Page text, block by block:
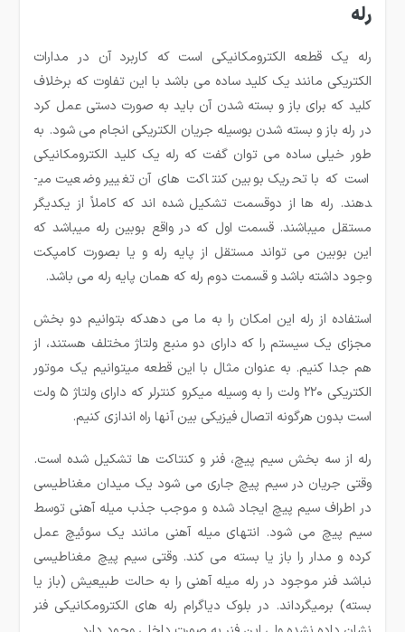
رله
رله یک قطعه الکترومکانیکی است که کاربرد آن در مدارات
الکتریکی مانند یک کلید ساده می باشد با این تفاوت که برخلاف
کلید که برای باز و بسته شدن آن باید به صورت دستی عمل کرد
در رله باز و بسته شدن بوسیله جریان الکتریکی انجام می شود. به
طور خیلی ساده می ­توان گفت که رله یک کلید الکترومکانیکی
است که با تحریک بوبین کنتاکت های آن تغییر وضعیت می­
دهند. رله ها از دوقسمت تشکیل شده ­اند که کاملاً از یکدیگر
مستقل می­باشند. قسمت اول که در واقع بوبین رله می­باشد که
این بوبین می تواند مستقل از پایه رله و یا بصورت کامپکت
وجود داشته باشد و قسمت دوم رله که همان پایه رله می ­باشد.
استفاده از رله این امکان را به ما می دهدکه بتوانیم دو بخش
مجزای یک سیستم را که دارای دو منبع ولتاژ مختلف هستند، از
هم جدا کنیم. به عنوان مثال با این قطعه میتوانیم یک موتور
الکتریکی ۲۲۰ ولت را به وسیله میکرو کنترلر که دارای ولتاژ ۵ ولت
است بدون هرگونه اتصال فیزیکی بین آنها راه اندازی کنیم.
رله از سه بخش سیم پیچ، فنر و کنتاکت ها تشکیل شده است.
وقتی جریان در سیم پیچ جاری می شود یک میدان مغناطیسی
در اطراف سیم پیچ ایجاد شده و موجب جذب میله آهنی توسط
سیم پیچ می شود. انتهای میله آهنی مانند یک سوئیچ عمل
کرده و مدار را باز یا بسته می کند. وقتی سیم پیچ مغناطیسی
نباشد فنر موجود در رله میله آهنی را به حالت طبیعیش (باز یا
بسته) برمیگرداند. در بلوک دیاگرام رله های الکترومکانیکی فنر